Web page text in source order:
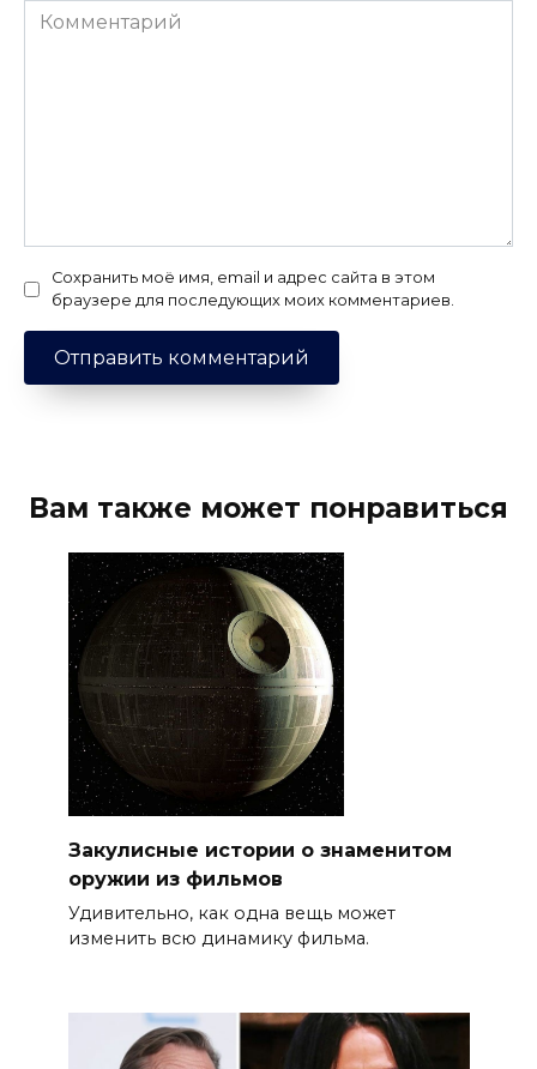
Комментарий
Сохранить моё имя, email и адрес сайта в этом
браузере для последующих моих комментариев.
Вам также может понравиться
Закулисные истории о знаменитом
оружии из фильмов
Удивительно, как одна вещь может
изменить всю динамику фильма.